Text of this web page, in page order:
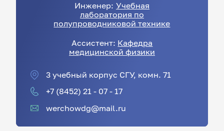
Инженер: Учебная
лаборатория по
полупроводниковой технике
Ассистент: Кафедра
медицинской физики
3 учебный корпус СГУ, комн. 71
+7 (8452) 21 - 07 - 17
werchowdg@mail.ru